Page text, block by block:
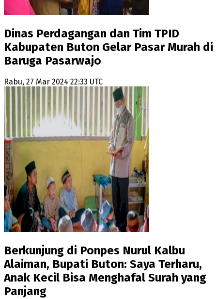
Dinas Perdagangan dan Tim TPID
Kabupaten Buton Gelar Pasar Murah di
Baruga Pasarwajo
Rabu, 27 Mar 2024 22:33 UTC
Berkunjung di Ponpes Nurul Kalbu
Alaiman, Bupati Buton: Saya Terharu,
Anak Kecil Bisa Menghafal Surah yang
Panjang